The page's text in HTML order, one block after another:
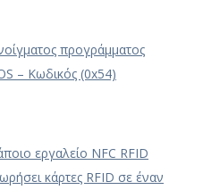
προγράμματος
– Κωδικός (0x54)
εργαλείο NFC RFID
κάρτες RFID σε έναν